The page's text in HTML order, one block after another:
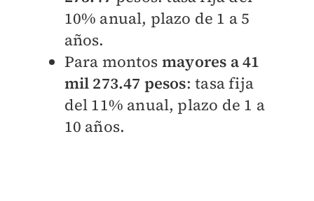
10% anual, plazo de 1 a 5
años.
Para montos mayores a41
mil 273.47 pesos: tasa fija
del 11% anual, plazo de 1 a
10 años.